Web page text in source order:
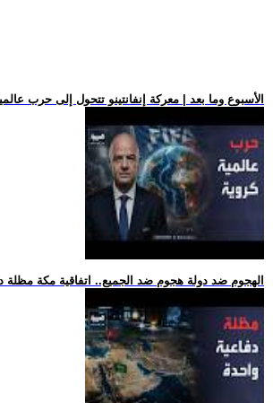
.. الأسبوع وما بعد | معركة إنفانتينو تتحول إلى حرب
.. الهجوم ضد دولة هجوم ضد الجميع.. اتفاقية مكة مظلة